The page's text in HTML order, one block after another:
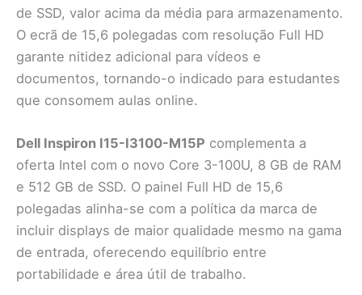
de SSD, valor acima da média para armazenamento.
O ecrã de 15,6 polegadas com resolução Full HD
garante nitidez adicional para vídeos e
documentos, tornando-o indicado para estudantes
que consomem aulas online.
Dell Inspiron I15-I3100-M15P complementa a
oferta Intel com o novo Core 3-100U, 8 GB de RAM
e 512 GB de SSD. O painel Full HD de 15,6
polegadas alinha-se com a política da marca de
incluir displays de maior qualidade mesmo na gama
de entrada, oferecendo equilíbrio entre
portabilidade e área útil de trabalho.